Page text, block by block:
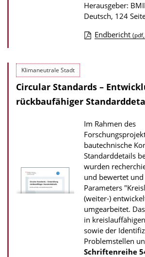
Herausgeber:
Deutsch, 124
n
l
a
d
s
z
u
r
P
u
b
l
Endbericht
Klimaneutrale Stadt
Circular Standards –
rückbaufähiger
Im Rahmen des
bautechnische
Standarddetails
wurden
und bewertet
Parameters
(weiter-)
umgearbeitet.
in
sowie der
Problemstellen
Schriftenreihe